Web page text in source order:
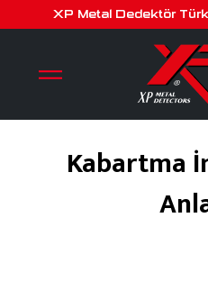
XP Metal Dedektör
Kabartma